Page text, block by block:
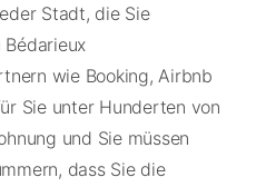
Stadt, die Sie
wie Booking, Airbnb
Sie unter Hunderten von
und Sie müssen
dass Sie die